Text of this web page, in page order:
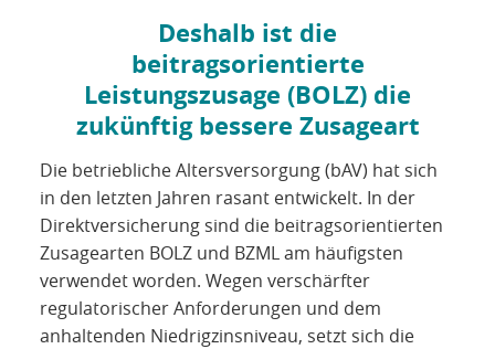
Deshalb ist die
beitragsorientierte
Leistungszusage (BOLZ) die
zukünftig bessere Zusageart
Die betriebliche Altersversorgung (bAV) hat sich
in den letzten Jahren rasant entwickelt. In der
Direktversicherung sind die beitragsorientierten
Zusagearten BOLZ und BZML am häufigsten
verwendet worden. Wegen verschärfter
regulatorischer Anforderungen und dem
anhaltenden Niedrigzinsniveau, setzt sich die